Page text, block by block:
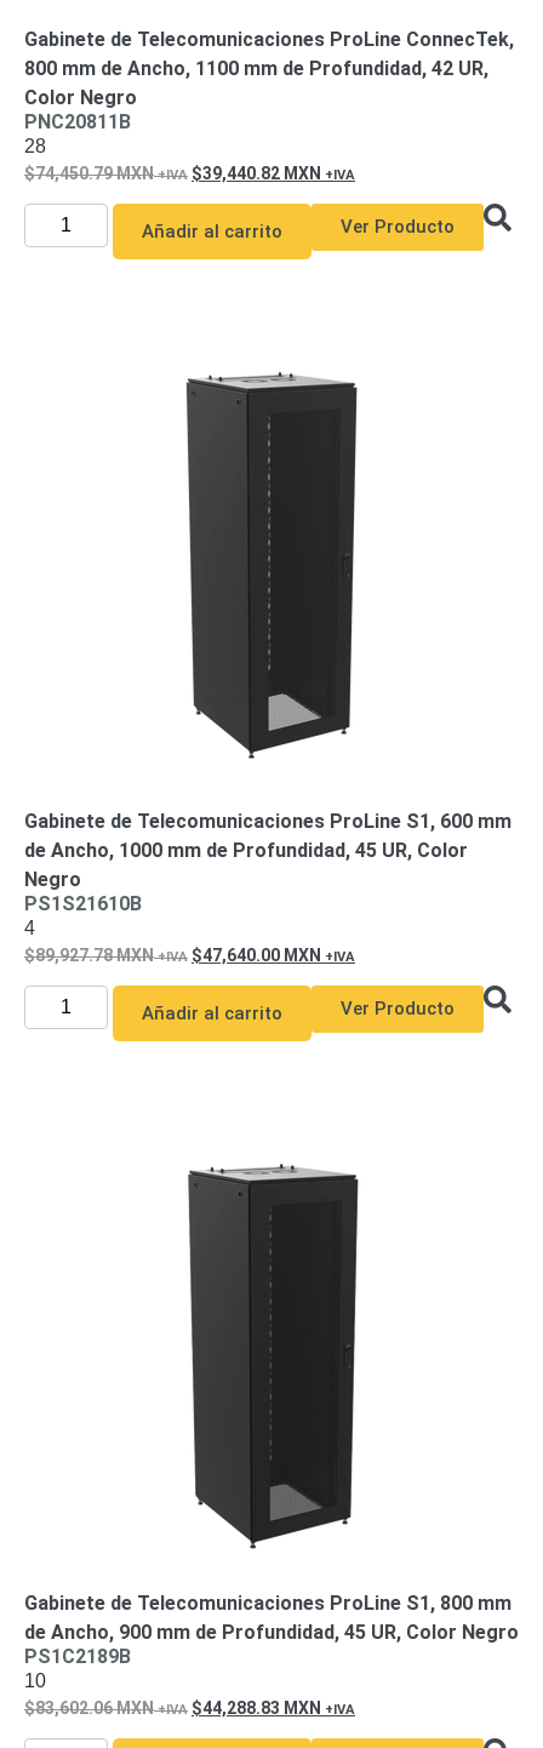
Gabinete de Telecomunicaciones ProLine ConnecTek,
800 mm de Ancho, 1100 mm de Profundidad, 42 UR,
Color Negro
PNC20811B
28
74,450.79MXN 39,440.82 MXN
Añadir al carrito Ver Producto
Gabinete de Telecomunicaciones ProLine S1, 600 mm
de Ancho, 1000 mm de Profundidad, 45 UR, Color
Negro
PS1S21610B
4
89,927.78MXN 47,640.00 MXN
Añadir al carrito Ver Producto
Gabinete de Telecomunicaciones ProLine S1, 800 mm
de Ancho, 900 mm de Profundidad, 45 UR, Color Negro
PS1C2189B
10
83,602.06MXN 44,288.83 MXN